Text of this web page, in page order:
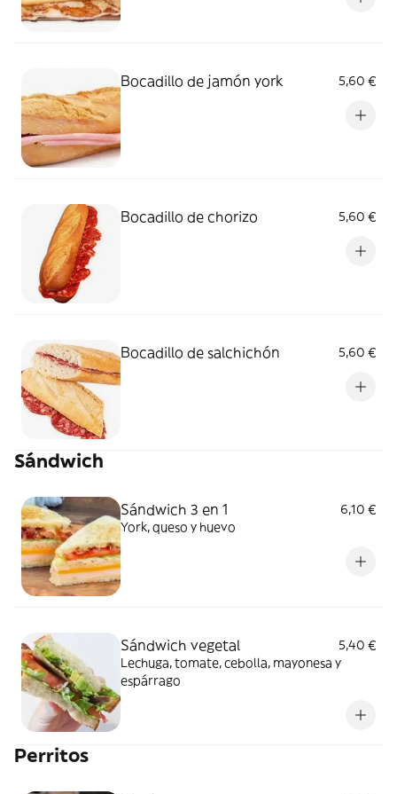
Bocadillo de jamón york 5,60 €
Bocadillo de chorizo 5,60 €
Bocadillo de salchichón 5,60 €
Sándwich
Sándwich 3 en 1
6,10 €
York, queso y huevo
Sándwich vegetal
5,40 €
Lechuga, tomate, cebolla, mayonesa y
espárrago
Perritos